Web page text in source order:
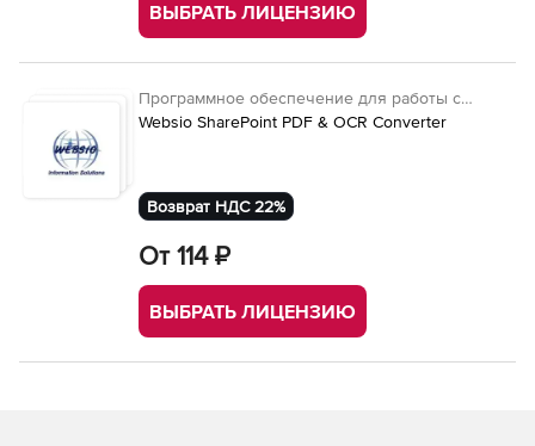
ВЫБРАТЬ ЛИЦЕНЗИЮ
Программное обеспечение для работы с
документами
Websio SharePoint PDF & OCR Converter
Возврат НДС 22%
От 114 ₽
ВЫБРАТЬ ЛИЦЕНЗИЮ